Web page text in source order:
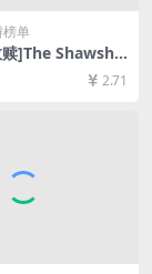
榜单
]The Shawsha
(1994)[百度
盘资源1080P超2.71